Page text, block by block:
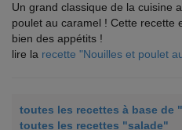
Un grand classique de la cuisine
poulet au caramel ! Cette recette
bien des appétits !
lire la recette "Nouilles et poulet
toutes les recettes à base de
toutes les recettes "salade"